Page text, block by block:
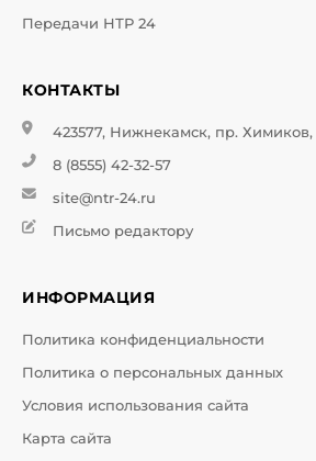
Передачи НТР 24
КОНТАКТЫ
423577, Нижнекамск, пр.
8 (8555) 42-32-57
site@ntr-24.ru
Письмо редактору
ИНФОРМАЦИЯ
Политика конфиденциальности
Политика о персональных данных
Условия использования сайта
Карта сайта